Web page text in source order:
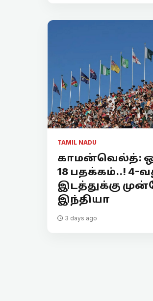
TAMIL NADU
காமன்வெல்த்:
18 பதக்கம்..! 4-
இடத்துக்கு
இந்தியா
3 days ago